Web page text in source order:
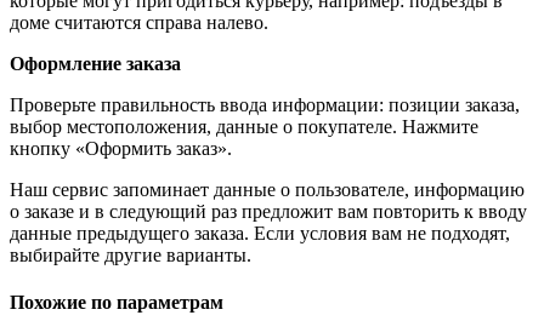
доме считаются справа налево.
Оформление заказа
Проверьте правильность ввода информации: позиции заказа,
выбор местоположения, данные о покупателе. Нажмите
кнопку «Оформить заказ».
Наш сервис запоминает данные о пользователе, информацию
о заказе и в следующий раз предложит вам повторить к вводу
данные предыдущего заказа. Если условия вам не подходят,
выбирайте другие варианты.
Похожие по параметрам